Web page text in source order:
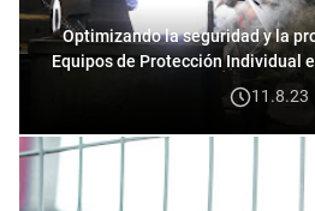
Optimizando la seguridad y la
Equipos de Protección Individual
11.8.23